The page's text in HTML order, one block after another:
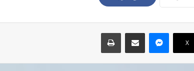
‫X
ماسنجر مشاركة عبر البريد طباعة